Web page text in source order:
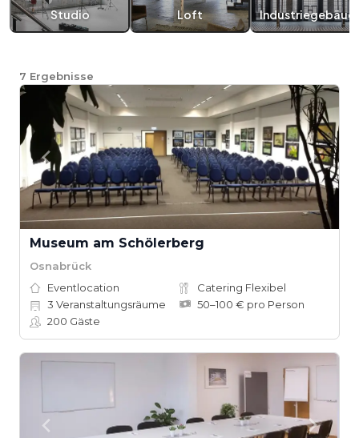
Studio Loft
7 Ergebnisse
Museum am Schölerberg
Osnabrück
Eventlocation
Catering Flexibel
3 Veranstaltungsräume
50–100 € pro Person
200 Gäste